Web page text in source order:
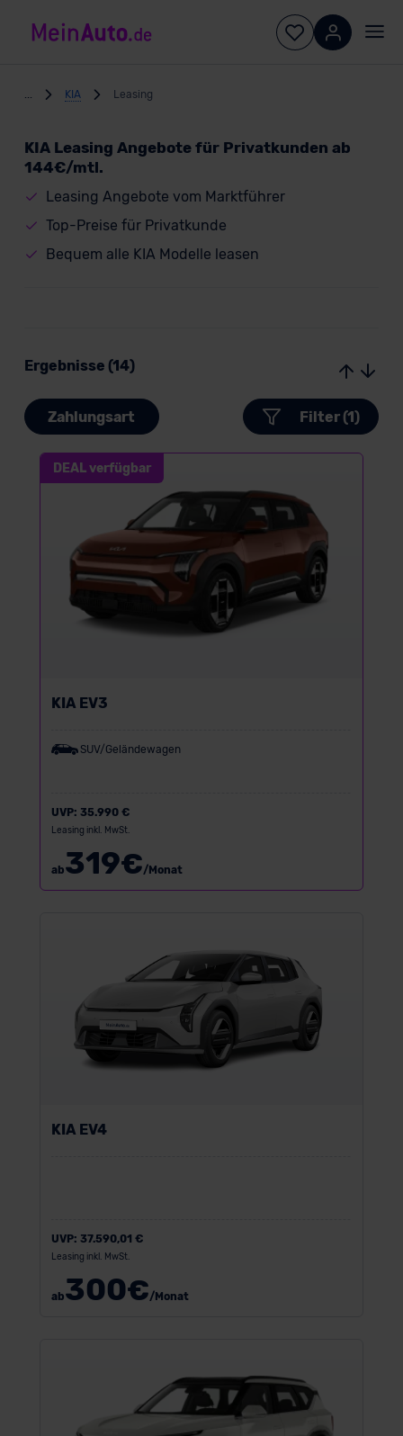
KIA Leasing
KIA Leasing Angebote für Privatkunden ab
144€/mtl.
Leasing Angebote vom Marktführer
Top-Preise für Privatkunde
Bequem alle KIA Modelle leasen
Ergebnisse (14)
Zahlungsart Filter (1)
DEAL verfügbar
KIA EV3
SUV/Geländewagen
UVP: 35.990 €
Leasing inkl. MwSt.
ab319€/Monat
KIA EV4
UVP: 37.590,01 €
Leasing inkl. MwSt.
ab300€/Monat